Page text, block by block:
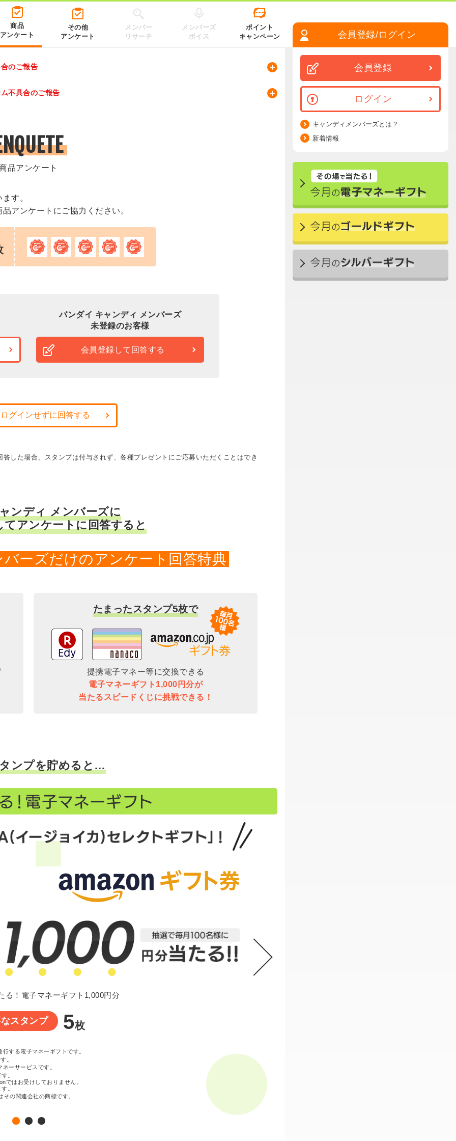
商品
アンケート
その他
アンケート
メンバー
リサーチ
メンバーズ
ボイス
ポイント
キャンペーン
のご報告
不具合のご報告
品アンケート
す。
アンケートにご協力ください。
バンダイ キャンディ メンバーズ
未登録のお客様
会員登録して回答する
グインせずに回答する
した場合、スタンプは付与されず、各種プレゼントにご応募いただくことはでき
ンディ メンバーズに
アンケートに回答すると
ーズだけのアンケート回答特典
たまったスタンプ5枚で
提携電子マネー等に交換できる
電子マネーギフト1,000円分が
当たるスピードくじに挑戦できる！
ンプを貯めると…
る！電子マネーギフト1,000円分
スタンプ 5枚
する電子マネーギフトです。
。
ーサービスです。
。
ではお受けしておりません。
。
の関連会社の商標です。
会員登録/ログイン
会員登録
ログイン
キャンディメンバーズとは？
新着情報